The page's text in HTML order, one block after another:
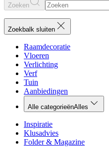
Zoeken
Zoekbalk sluiten
Raamdecoratie
Vloeren
Verlichting
Verf
Tuin
Aanbiedingen
Alle categorieënAlles
Inspiratie
Klusadvies
Folder & Magazine